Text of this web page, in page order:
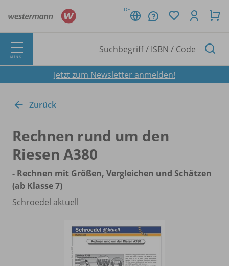
DE
MENÜ
Jetzt zum Newsletter anmelden!
Zurück
Rechnen rund um den
Riesen A380
- Rechnen mit Größen, Vergleichen und Schätzen
(ab Klasse 7)
Schroedel aktuell